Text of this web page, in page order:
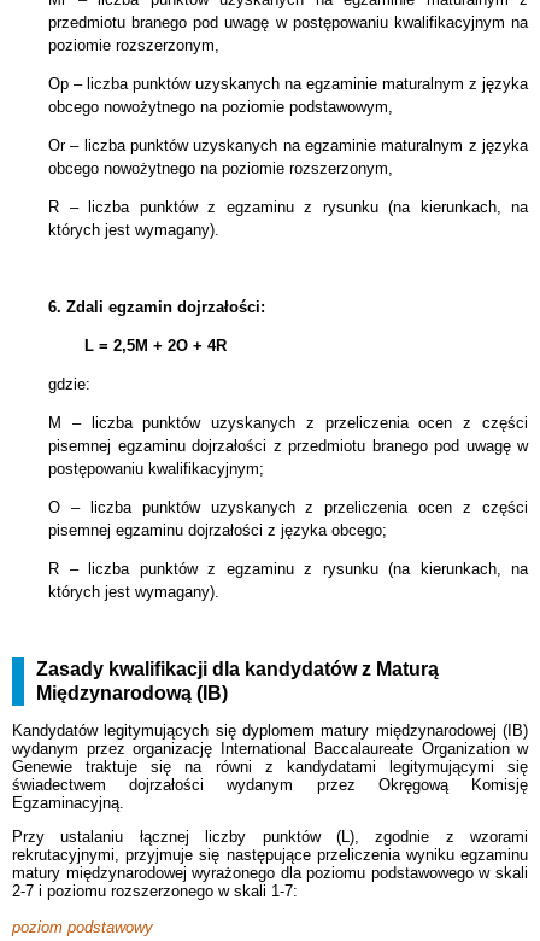
przedmiotu branego pod uwagę w postępowaniu kwalifikacyjnym na
poziomie rozszerzonym,
Op – liczba punktów uzyskanych na egzaminie maturalnym z języka
obcego nowożytnego na poziomie podstawowym,
Or – liczba punktów uzyskanych na egzaminie maturalnym z języka
obcego nowożytnego na poziomie rozszerzonym,
R – liczba punktów z egzaminu z rysunku (na kierunkach, na
których jest wymagany).
6. Zdali egzamin dojrzałości:
L = 2,5M + 2O + 4R
gdzie:
M – liczba punktów uzyskanych z przeliczenia ocen z części
pisemnej egzaminu dojrzałości z przedmiotu branego pod uwagę w
postępowaniu kwalifikacyjnym;
O – liczba punktów uzyskanych z przeliczenia ocen z części
pisemnej egzaminu dojrzałości z języka obcego;
R – liczba punktów z egzaminu z rysunku (na kierunkach, na
których jest wymagany).
Zasady kwalifikacji dla kandydatów z Maturą
Międzynarodową (IB)
Kandydatów legitymujących się dyplomem matury międzynarodowej (IB)
wydanym przez organizację International Baccalaureate Organization w
Genewie traktuje się na równi z kandydatami legitymującymi się
świadectwem dojrzałości wydanym przez Okręgową Komisję
Egzaminacyjną.
Przy ustalaniu łącznej liczby punktów (L), zgodnie z wzorami
rekrutacyjnymi, przyjmuje się następujące przeliczenia wyniku egzaminu
matury międzynarodowej wyrażonego dla poziomu podstawowego w skali
2-7 i poziomu rozszerzonego w skali 1-7:
poziom podstawowy